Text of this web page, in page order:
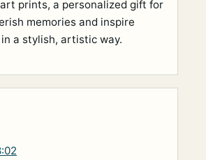
prints, a personalized gift for
memories and inspire
a stylish, artistic way.